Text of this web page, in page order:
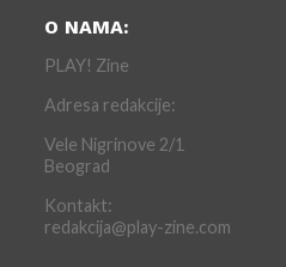
O NAMA:
PLAY! Zine
Adresa redakcije:
Vele Nigrinove 2/1
Beograd
Kontakt:
redakcija@play-zine.com